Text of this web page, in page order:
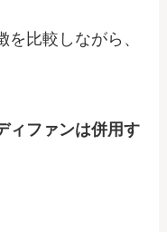
比較しながら、
ィファンは併用す